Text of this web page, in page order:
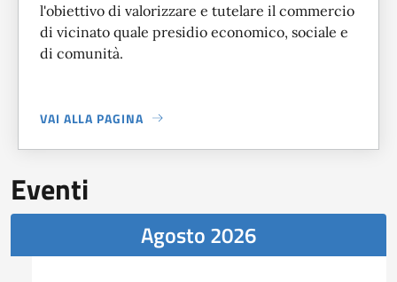
l'obiettivo di valorizzare e tutelare il commercio
di vicinato quale presidio economico, sociale e
di comunità.
VAI ALLA PAGINA
A PROPOSITO DIIL COMUNE DI REGGELLO SOSTIENE LA
Eventi
Agosto 2026